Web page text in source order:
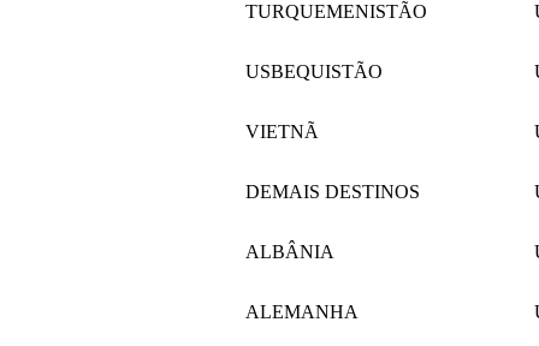
TURQUEMENISTÃO
USBEQUISTÃO
VIETNÃ
DEMAIS DESTINOS
ALBÂNIA
ALEMANHA